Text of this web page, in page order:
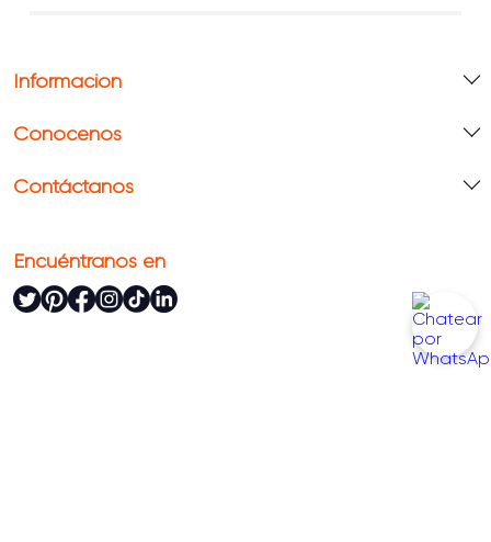
Información
Conócenos
Contáctanos
Encuéntranos en